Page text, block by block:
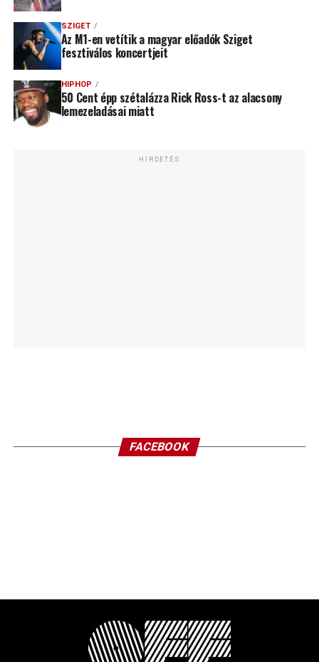
SZIGET
Az M1-en vetítik a magyar előadók Sziget
fesztiválos koncertjeit
HIPHOP
50 Cent épp szétalázza Rick Ross-t az alacsony
lemezeladásai miatt
HIRDETÉS
FACEBOOK